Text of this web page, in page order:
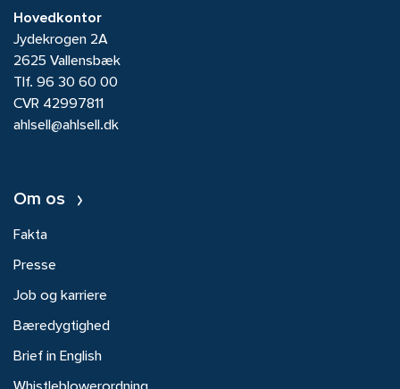
Hovedkontor
Jydekrogen 2A
2625 Vallensbæk
Tlf. 96 30 60 00
CVR 42997811
ahlsell@ahlsell.dk
Om os
Fakta
Presse
Job og karriere
Bæredygtighed
Brief in English